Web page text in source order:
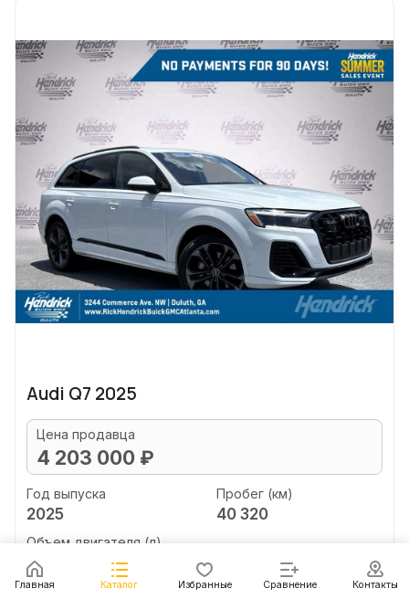
Audi Q7 2025
Цена продавца
4 203 000 ₽
Год выпуска
2025
Пробег (км)
40 320
Объем двигателя (л)
unknown
Главная Каталог Избранные Сравнение Контакты